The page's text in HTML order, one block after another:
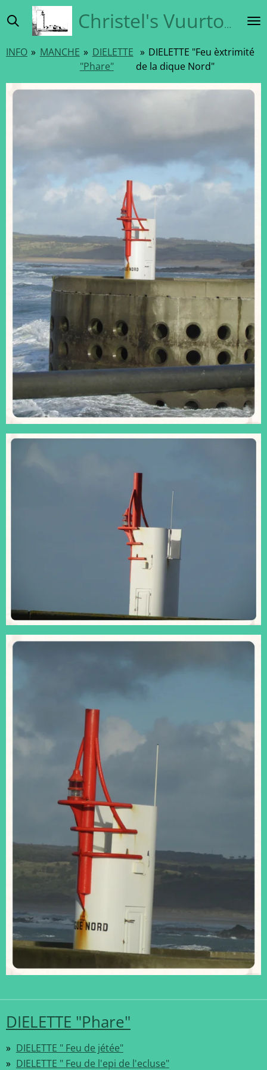
direct
de
Christel's Vuurtorensite
INFO » MANCHE » DIELETTE
"Phare"
» DIELETTE "Feu èxtrimité
de la dique Nord"
DIELETTE "Phare"
DIELETTE " Feu de jétée"
DIELETTE " Feu de l'epi de l'ecluse"